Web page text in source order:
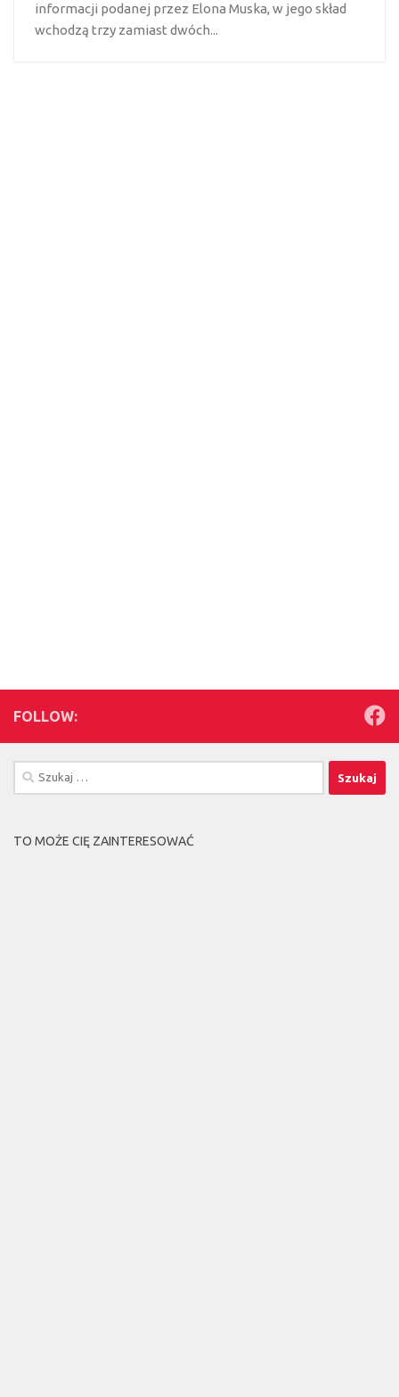
informacji podanej przez Elona Muska, w jego skład
wchodzą trzy zamiast dwóch...
FOLLOW:
Szukaj:
TO MOŻE CIĘ ZAINTERESOWAĆ